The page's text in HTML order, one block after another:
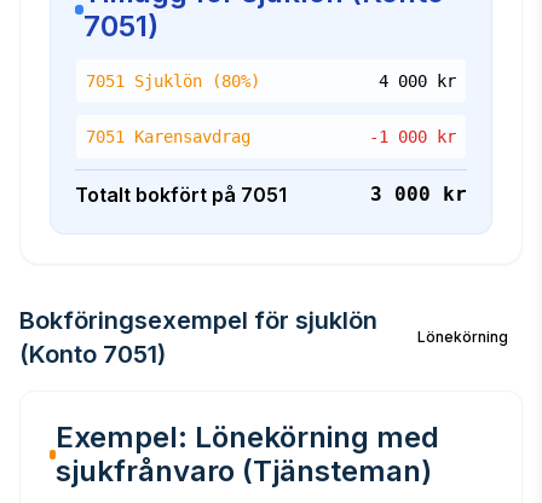
7051)
7051 Sjuklön (80%) 4 000 kr
7051 Karensavdrag -1 000 kr
Totalt bokfört på 7051 3 000 kr
Bokföringsexempel för sjuklön
(Konto 7051)
Lönekörning
Exempel: Lönekörning med
sjukfrånvaro (Tjänsteman)